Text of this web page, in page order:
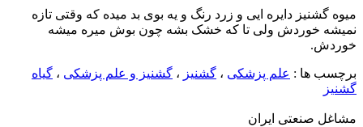
میوه گشنیز دایره ایی و زرد رنگ و یه بوی بد میده که وقتی تازه
نمیشه خوردش ولی تا که خشک بشه چون بوش میره میشه
خوردش.
برچسب ها : علم پزشکی ، گشنیز ، گشنیز و علم پزشکی ، گیاه
گشنیز
مشاغل صنعتی ایران